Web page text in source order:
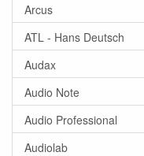
Arcus
ATL - Hans Deutsch
Audax
Audio Note
Audio Professional
Audiolab